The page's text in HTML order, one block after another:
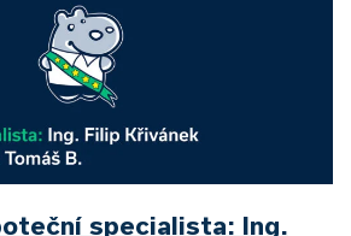
specialista: Ing.